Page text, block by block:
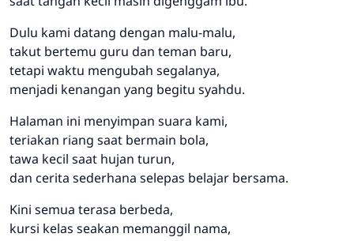
Dulu kami datang dengan malu-malu,
takut bertemu guru dan teman baru,
tetapi waktu mengubah segalanya,
menjadi kenangan yang begitu syahdu.
Halaman ini menyimpan suara kami,
teriakan riang saat bermain bola,
tawa kecil saat hujan turun,
dan cerita sederhana selepas belajar bersama.
Kini semua terasa berbeda,
kursi kelas seakan memanggil nama,